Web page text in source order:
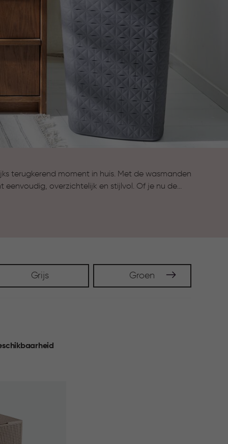
terugkerend moment in huis. Met de wasmanden
overzichtelijk en stijlvol. Of je nu de
Grijs Groen